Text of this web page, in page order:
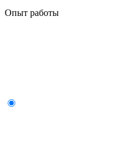
Опыт работы